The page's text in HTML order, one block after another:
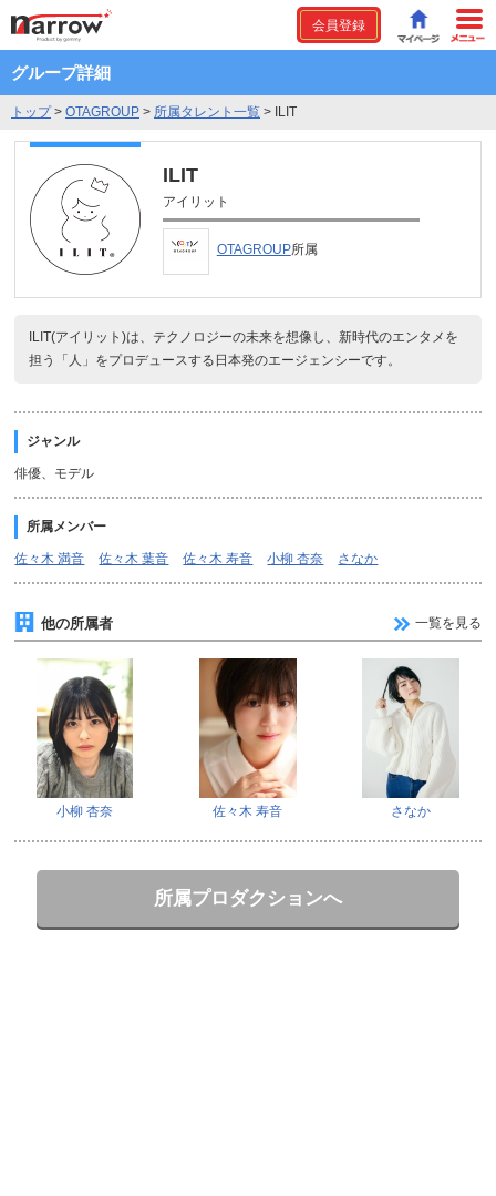
会員登録
グループ詳細
トップ> OTAGROUP > 所属タレント一覧 > ILIT
ILIT
アイリット
OTAGROUP所属
ILIT(アイリット)は、テクノロジーの未来を想像し、新時代のエンタメを
担う「人」をプロデュースする日本発のエージェンシーです。
ジャンル
俳優、モデル
所属メンバー
佐々木 満音 佐々木 葉音 佐々木 寿音 小柳 杏奈 さなか
他の所属者 一覧を見る
小柳 杏奈 佐々木 寿音 さなか
所属プロダクションへ